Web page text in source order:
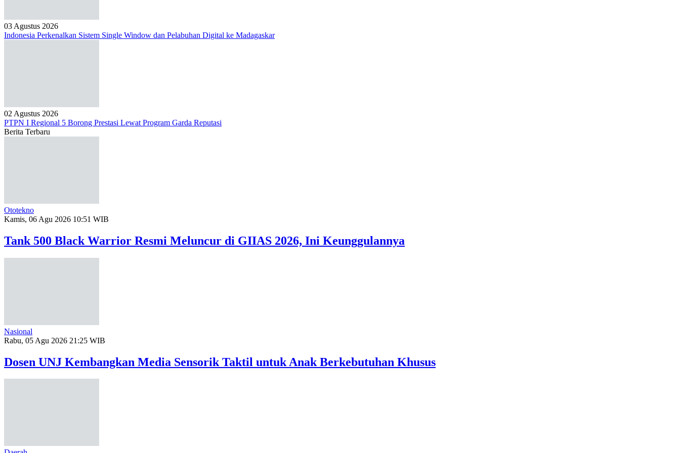
03 Agustus 2026
Indonesia Perkenalkan Sistem Single Window dan Pelabuhan Digital ke Madagaskar
02 Agustus 2026
PTPN I Regional 5 Borong Prestasi Lewat Program Garda Reputasi
Berita Terbaru
Ototekno
Kamis, 06 Agu 2026 10:51 WIB
Tank 500 Black Warrior Resmi Meluncur di GIIAS 2026, Ini Keunggulannya
Nasional
Rabu, 05 Agu 2026 21:25 WIB
Dosen UNJ Kembangkan Media Sensorik Taktil untuk Anak Berkebutuhan Khusus